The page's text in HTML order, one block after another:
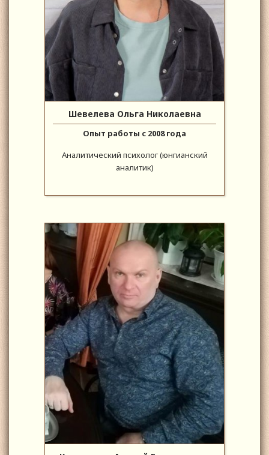
Шевелева Ольга Николаевна
Опыт работы с 2008 года
Аналитический психолог (юнгианский
аналитик)